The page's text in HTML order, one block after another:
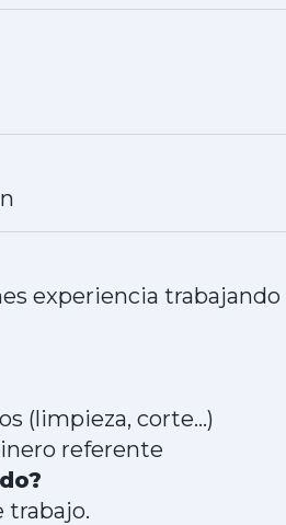
experiencia
(limpieza, corte...)
referente
trabajo.